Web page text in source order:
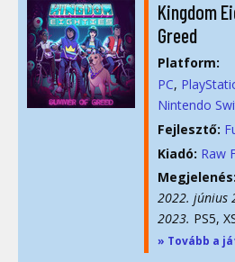
Kingdom
Greed
Platform:
PC
Nintendo
Fejlesztő:
Kiadó: Raw
Megjelenés:
2022. június
2023. PS5,
» Tovább a